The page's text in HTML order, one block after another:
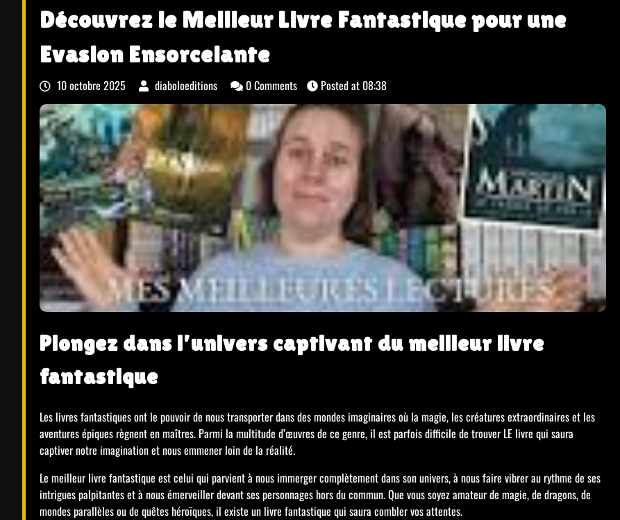
Découvrez le Meilleur Livre Fantastique pour une
Evasion Ensorcelante
10 octobre 2025 diaboloeditions 0 Comments Posted at 08:38
Plongez dans l’univers captivant du meilleur livre
fantastique
Les livres fantastiques ont le pouvoir de nous transporter dans des mondes imaginaires où la magie, les créatures extraordinaires et les
aventures épiques règnent en maîtres. Parmi la multitude d’œuvres de ce genre, il est parfois difficile de trouver LE livre qui saura
captiver notre imagination et nous emmener loin de la réalité.
Le meilleur livre fantastique est celui qui parvient à nous immerger complètement dans son univers, à nous faire vibrer au rythme de ses
intrigues palpitantes et à nous émerveiller devant ses personnages hors du commun. Que vous soyez amateur de magie, de dragons, de
mondes parallèles ou de quêtes héroïques, il existe un livre fantastique qui saura combler vos attentes.